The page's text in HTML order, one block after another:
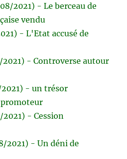
2021) - Le berceau de
vendu
- L'Etat accusé de
2021) - Controverse autour
- un trésor
- Cession
2021) - Un déni de